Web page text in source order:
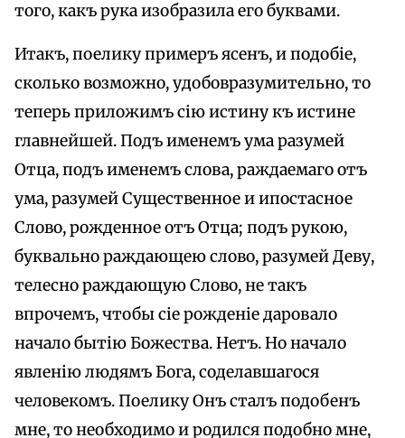
того, какъ рука изобразила его буквами.
Итакъ, поелику примеръ ясенъ, и подобіе,
сколько возможно, удобовразумительно, то
теперь приложимъ сію истину къ истине
главнейшей. Подъ именемъ ума разумей
Отца, подъ именемъ слова, раждаемаго отъ
ума, разумей Сyщественное и ипостасное
Слово, рожденное отъ Отца; подъ рукою,
буквально раждающею слово, разумей Деву,
телесно раждающую Слово, не такъ
впрочемъ, чтобы сіе рожденіе даровало
начало бытію Божества. Нетъ. Но начало
явленію людямъ Бога, соделавшагося
человекомъ. Поелику Онъ сталъ подобенъ
мне, то необходимо и родился подобно мне,